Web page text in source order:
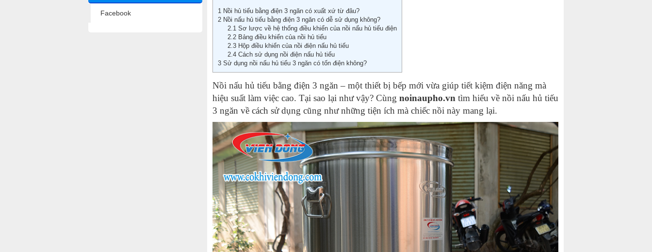
1 Nồi hủ tiếu bằng điện 3 ngăn có xuất xứ từ đâu?
2 Nồi nấu hủ tiếu bằng điện 3 ngăn có dễ sử dụng không?
2.1 Sơ lược về hệ thống điều khiển của nồi nấu hủ tiếu điện
2.2Bảng điều khiển của nồi hủ tiếu
2.3Hộp điều khiển của nồi điện nấu hủ tiếu
2.4Cách sử dụng nồi điện nấu hủ tiếu
3 Sử dụng nồi nấu hủ tiếu 3 ngăn có tốn điện không?
Nồi nấu hủ tiếu bằng điện 3 ngăn – một thiết bị bếp mới vừa giúp tiết kiệm điện năng mà
hiệu suất làm việc cao. Tại sao lại như vậy? Cùng noinaupho.vn tìm hiểu về nồi nấu hủ tiếu
3 ngăn về cách sử dụng cũng như những tiện ích mà chiếc nồi này mang lại.
Facebook